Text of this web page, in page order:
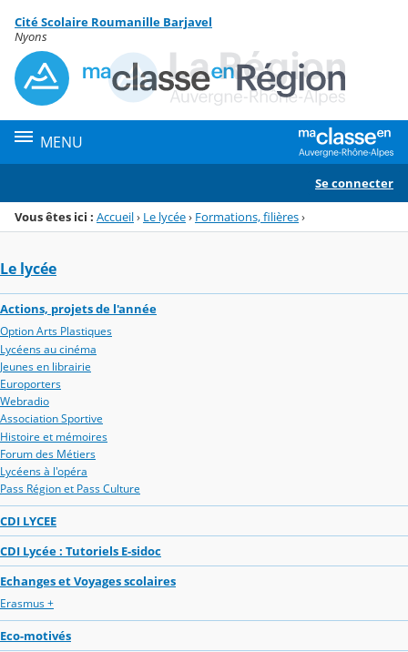
Menu de la rubrique
Contenu
Cité Scolaire Roumanille Barjavel
Nyons
MENU
Se connecter
Vous êtes ici : Accueil› Le lycée› Formations, filières›
Le lycée
Actions, projets de l'année
Option Arts Plastiques
Lycéens au cinéma
Jeunes en librairie
Europorters
Webradio
Association Sportive
Histoire et mémoires
Forum des Métiers
Lycéens à l'opéra
Pass Région et Pass Culture
CDI LYCEE
CDI Lycée : Tutoriels E-sidoc
Echanges et Voyages scolaires
Erasmus +
Eco-motivés